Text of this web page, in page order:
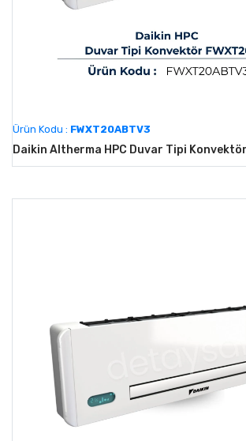
Ürün Kodu : FWXT20ABTV3
Daikin Altherma HPC Duvar Tipi